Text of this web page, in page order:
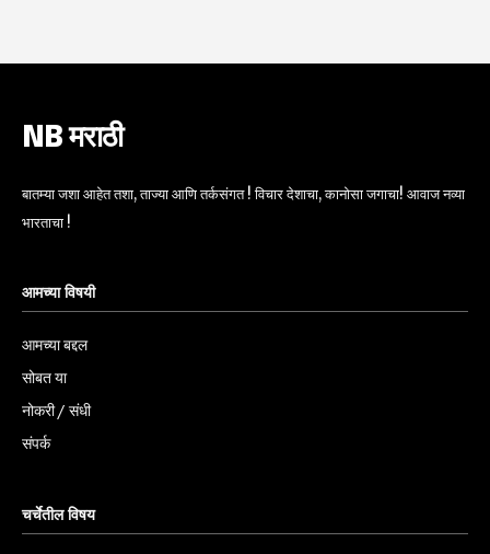
NB मराठी
बातम्या जशा आहेत तशा, ताज्या आणि तर्कसंगत ! विचार देशाचा, कानोसा जगाचा! आवाज नव्या
भारताचा !
आमच्या विषयी
आमच्या बद्दल
सोबत या
नोकरी / संधी
संपर्क
चर्चेतील विषय